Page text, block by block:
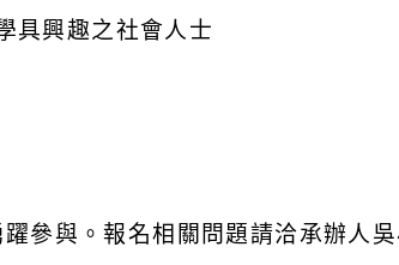
具興趣之社會人士
參與。報名相關問題請洽承辦人吳